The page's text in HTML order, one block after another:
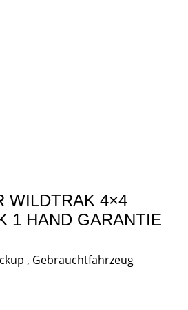
WILDTRAK 4×4
1 HAND GARANTIE
, Gebrauchtfahrzeug